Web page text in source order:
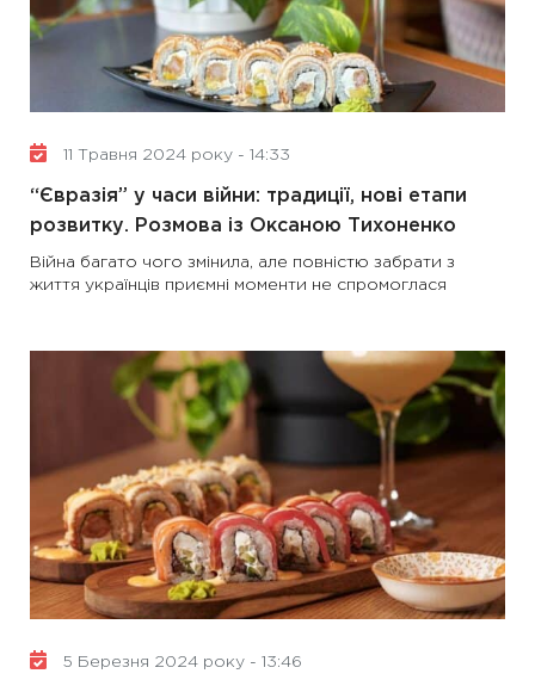
11 Травня 2024 року - 14:33
“Євразія” у часи війни: традиції, нові етапи
розвитку. Розмова із Оксаною Тихоненко
Війна багато чого змінила, але повністю забрати з
життя українців приємні моменти не спромоглася
5 Березня 2024 року - 13:46